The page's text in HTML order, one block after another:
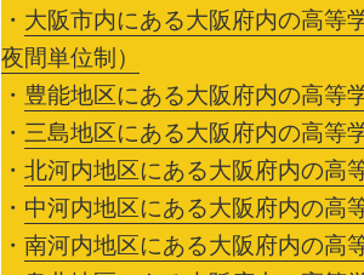
・ 大阪市内にある大阪府内の高等
夜間単位制）
・ 豊能地区にある大阪府内の高等
・三島地区にある大阪府内の高等
・北河内地区にある大阪府内の高
・ 中河内地区にある大阪府内の高
・南河内地区にある大阪府内の高